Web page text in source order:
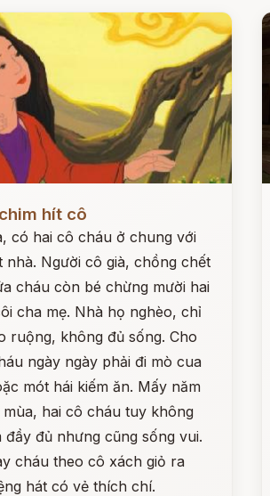
hít cô
có hai cô cháu ở chung với
nhà. Người cô già, chồng chết
cháu còn bé chừng mười hai
cha mẹ. Nhà họ nghèo, chỉ
ruộng, không đủ sống. Cho
ngày ngày phải đi mò cua
mót hái kiếm ăn. Mấy năm
hai cô cháu tuy không
đầy đủ nhưng cũng sống vui.
cháu theo cô xách giỏ ra
hát có vẻ thích chí.